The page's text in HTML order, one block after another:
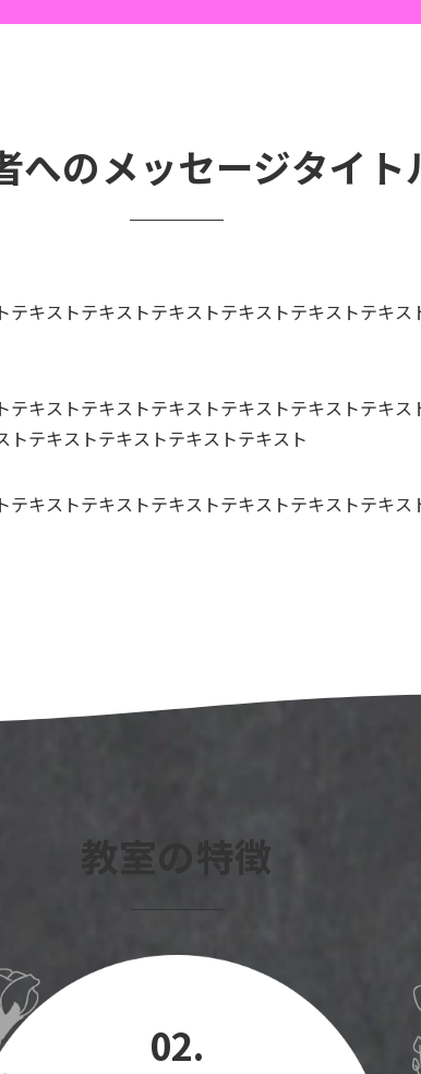
へのメッセージタイト
キストテキストテキストテキストテキストテキ
キストテキストテキストテキストテキストテキ
トテキストテキストテキストテキスト
キストテキストテキストテキストテキストテキ
教室の特徴
02.